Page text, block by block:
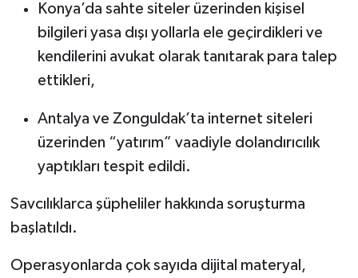
Konya’da sahte siteler üzerinden kişisel
bilgileri yasa dışı yollarla ele geçirdikleri ve
kendilerini avukat olarak tanıtarak para talep
ettikleri,
Antalya ve Zonguldak’ta internet siteleri
üzerinden “yatırım” vaadiyle dolandırıcılık
yaptıkları tespit edildi.
Savcılıklarca şüpheliler hakkında soruşturma
başlatıldı.
Operasyonlarda çok sayıda dijital materyal,